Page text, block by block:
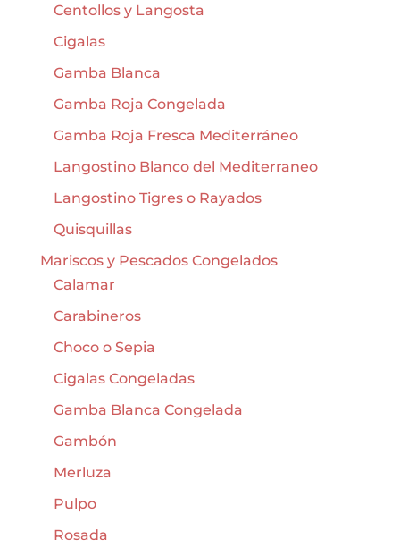
Centollos y Langosta
Cigalas
Gamba Blanca
Gamba Roja Congelada
Gamba Roja Fresca Mediterráneo
Langostino Blanco del Mediterraneo
Langostino Tigres o Rayados
Quisquillas
Mariscos y Pescados Congelados
Calamar
Carabineros
Choco o Sepia
Cigalas Congeladas
Gamba Blanca Congelada
Gambón
Merluza
Pulpo
Rosada